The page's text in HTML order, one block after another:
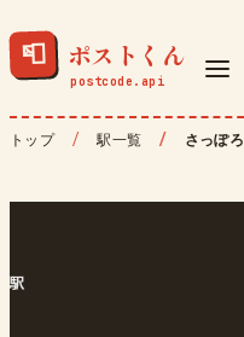
📮 ポストくん
トップ 駅一覧 さっぽろ
駅